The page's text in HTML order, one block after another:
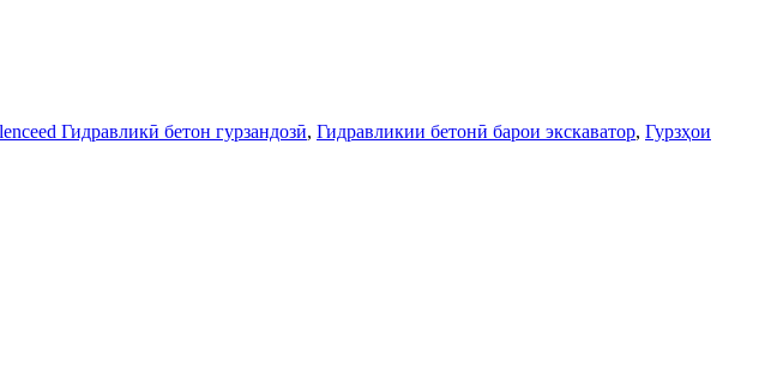
Гидравликӣ бетон гурзандозӣ, Гидравликии бетонӣ барои экскаватор, Гурзҳои